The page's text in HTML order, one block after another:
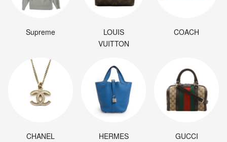
Supreme
LOUIS
VUITTON
COACH
CHANEL HERMES GUCCI